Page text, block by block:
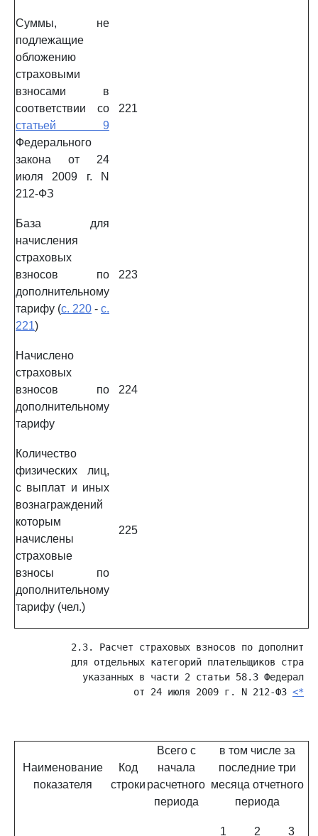
Суммы, не
подлежащие
обложению
страховыми
взносами в
соответствии со
статьей 9
Федерального
закона от 24
июля 2009 г. N
212-ФЗ
221
База для
начисления
страховых
взносов по
дополнительному
тарифу (с. 220 - с.
221)
223
Начислено
страховых
взносов по
дополнительному
тарифу
224
Количество
физических лиц,
с выплат и иных
вознаграждений
которым
начислены
страховые
взносы по
дополнительному
тарифу (чел.)
225
2.3. Расчет страховых взносов по
для отдельных категорий плательщиков
указанных в части 2 статьи 58.3
                     от 24 июля 2009 г. N 212-ФЗ
<**>
Наименование
показателя
Код
строки
Всего с
начала
расчетного
периода
в том числе за
последние три
месяца отчетного
периода
1 2 3